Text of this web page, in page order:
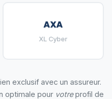
AXA
XL Cyber
exclusif avec un assureur.
optimale pour votreprofil de